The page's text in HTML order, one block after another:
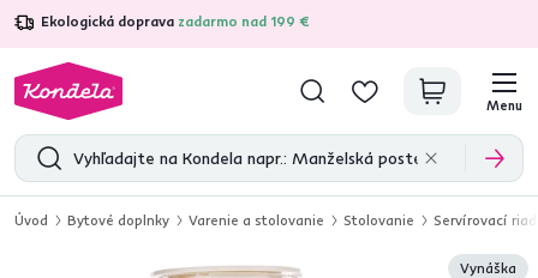
Ekologická doprava zadarmo nad 199 €
4,7 31 285overených produktových recenzií
Menu
Úvod Bytové doplnky Varenie a stolovanie Stolovanie Servírovací riad
Vynáška